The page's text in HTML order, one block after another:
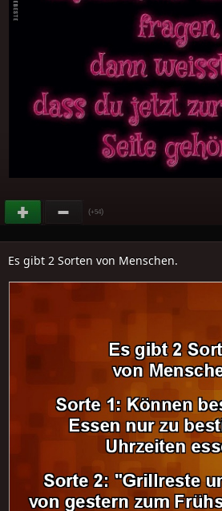
(+54)
Es gibt 2 Sorten von Menschen.